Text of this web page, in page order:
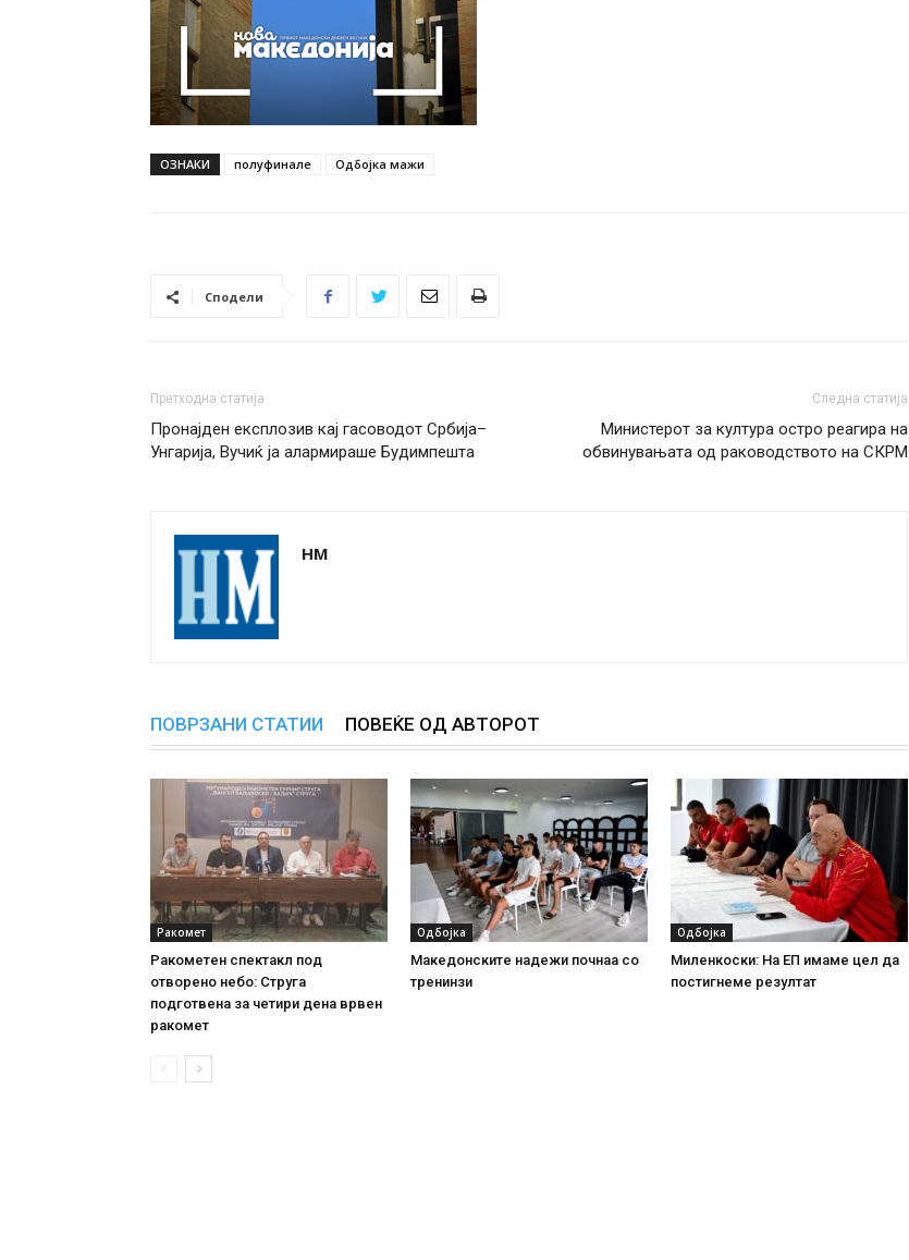
ОЗНАКИ полуфинале Одбојка мажи
Сподели
Претходна статија
Пронајден експлозив кај гасоводот Србија–
Унгарија, Вучиќ ја алармираше Будимпешта
Следна статија
Министерот за култура остро реагира на
обвинувањата од раководството на СКРМ
НМ
ПОВРЗАНИ СТАТИИ ПОВЕЌЕ ОД АВТОРОТ
Ракомет
Ракометен спектакл под
отворено небо: Струга
подготвена за четири дена врвен
ракомет
Одбојка
Македонските надежи почнаа со
тренинзи
Одбојка
Миленкоски: На ЕП имаме цел да
постигнеме резултат